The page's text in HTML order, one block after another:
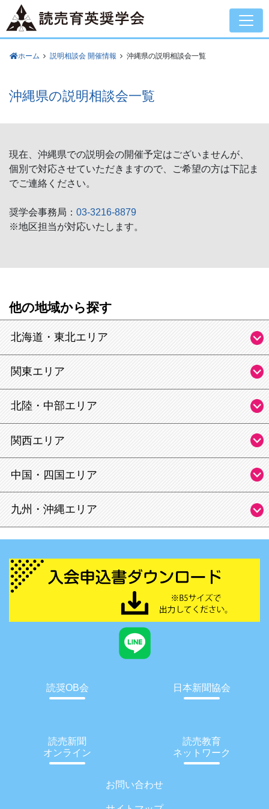
ホーム 説明相談会 開催情報 沖縄県の説明相談会一覧
沖縄県の説明相談会一覧
現在、沖縄県での説明会の開催予定はございませんが、
個別で対応させていただきますので、ご希望の方は下記ま
でご連絡ください。
奨学会事務局： 03-3216-8879
※地区担当が対応いたします。
他の地域から探す
北海道・東北エリア
関東エリア
北陸・中部エリア
関西エリア
中国・四国エリア
九州・沖縄エリア
読奨OB会 日本新聞協会
読売新聞
オンライン
読売教育
ネットワーク
お問い合わせ